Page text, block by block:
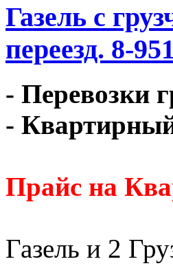
Газель с
переезд. 8-
- Перевозки
-
Прайс на
Газель и 2